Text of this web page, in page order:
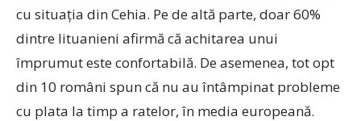
cu situația din Cehia. Pe de altă parte, doar 60%
dintre lituanieni afirmă că achitarea unui
împrumut este confortabilă. De asemenea, tot opt
din 10 români spun că nu au întâmpinat probleme
cu plata la timp a ratelor, în media europeană.